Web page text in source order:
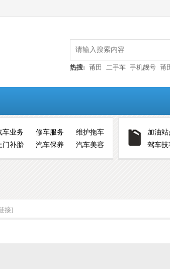
热搜: 莆田 二手车 手机靓号 莆
车业务 修车服务
维护拖车
门补胎
汽车保养 汽车美容
加油站
驾车技
接]